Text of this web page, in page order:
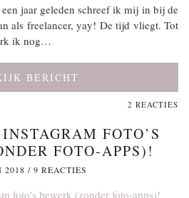
jaar geleden schreef ik mij in bij de
als freelancer, yay! De tijd vliegt. Tot
ik nog…
BERICHT
2 REACTIES
FOTO’S
FOTO-APPS)!
2018 / 9 REACTIES